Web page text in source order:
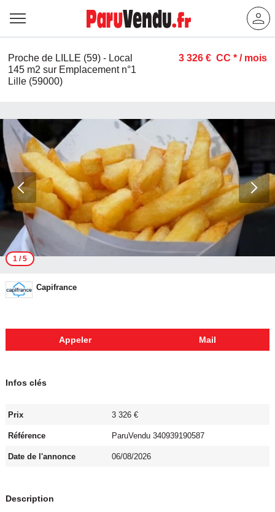
Proche de LILLE (59) - Local
145 m2 sur Emplacement n°1
Lille (59000)
3 326 € CC */ mois
1/ 5
Capifrance
Appeler Mail
Infos clés
Prix 3 326 €
Référence ParuVendu 340939190587
Date de l'annonce 06/08/2026
Description